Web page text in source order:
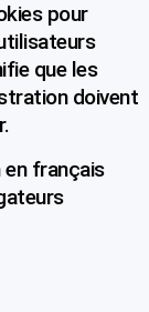
pour
que les
doivent
français